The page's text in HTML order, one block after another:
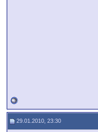
29.01.2010, 23:30